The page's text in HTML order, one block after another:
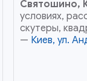
Святошино,
условиях,
скутеры,
— Киев, ул.